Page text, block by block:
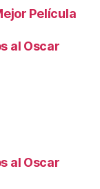
Película
al Oscar
al Oscar